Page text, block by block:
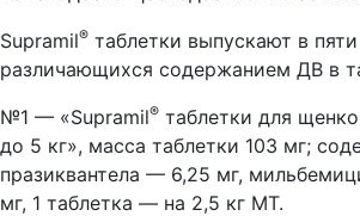
Supramil® таблетки выпускают в
различающихся содержанием ДВ в
№1 — «Supramil® таблетки для
до 5 кг», масса таблетки 103 мг;
празиквантела — 6,25 мг,
мг, 1 таблетка — на 2,5 кг МТ.